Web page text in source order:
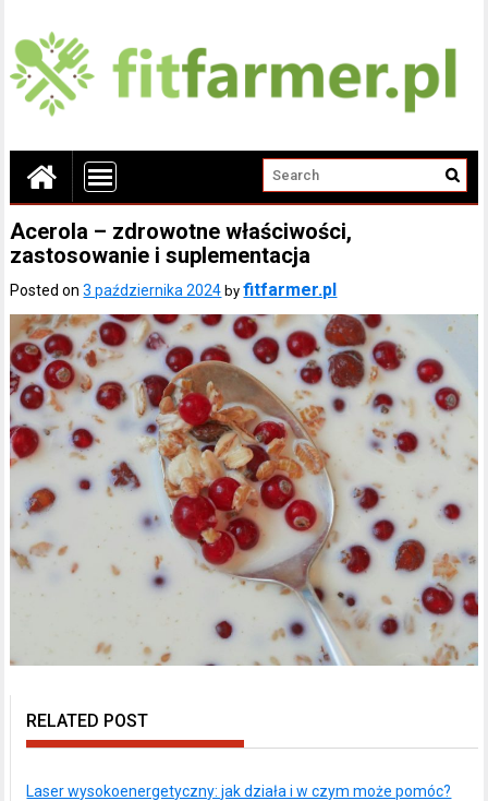
Acerola – zdrowotne właściwości,
zastosowanie i suplementacja
Posted on3 października 2024 byfitfarmer.pl
RELATED POST
Laser wysokoenergetyczny: jak działa i w czym może pomóc?